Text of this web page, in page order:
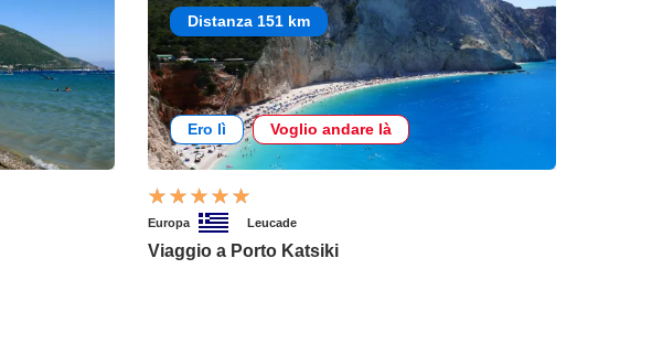
Distanza 151 km
Ero lì Voglio andare là
Europa Leucade
Viaggio a Porto Katsiki